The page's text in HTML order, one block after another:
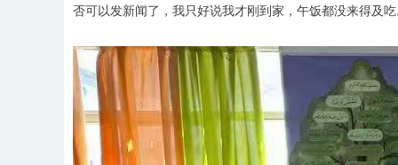
否可以发新闻了，我只好说我才刚到家，午饭都没来得及